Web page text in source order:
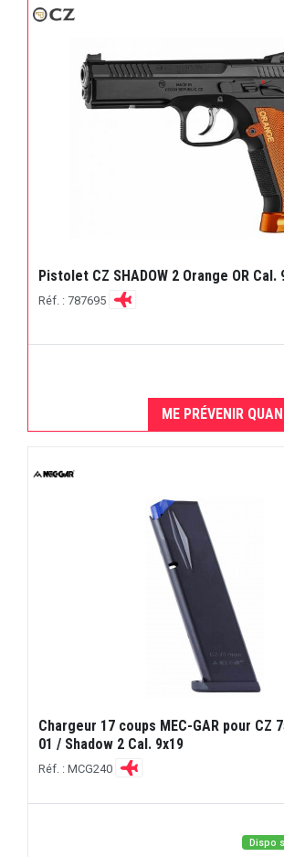
Pistolet CZ SHADOW 2 Orange OR Cal.
Réf. : 787695
ME PRÉVENIR
Chargeur 17 coups MEC-GAR pour CZ
01 / Shadow 2 Cal. 9x19
Réf. : MCG240
Dispo